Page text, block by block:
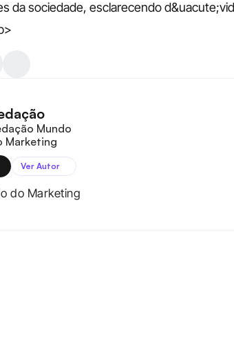
da sociedade, esclarecendo
Mundo
Marketing
Ver Autor
do Marketing